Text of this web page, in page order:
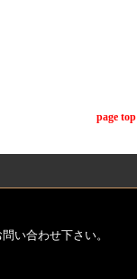
page top
い合わせ下さい。